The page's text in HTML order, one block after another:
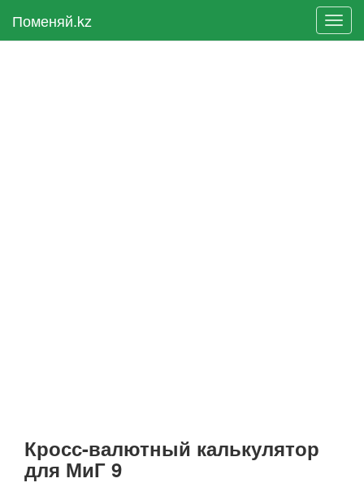
Поменяй.kz
Кросс-валютный калькулятор
для МиГ 9